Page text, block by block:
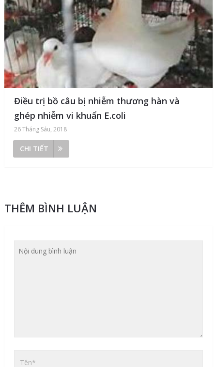
Điều trị bồ câu bị nhiễm thương hàn và
ghép nhiễm vi khuẩn E.coli
26 Tháng Sáu, 2018
CHI TIẾT
THÊM BÌNH LUẬN